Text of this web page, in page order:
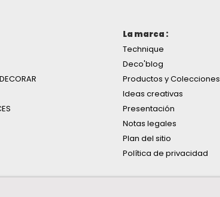
La marca :
Technique
Deco'blog
Productos y Colecciones
Ideas creativas
Presentación
Notas legales
Plan del sitio
Política de privacidad